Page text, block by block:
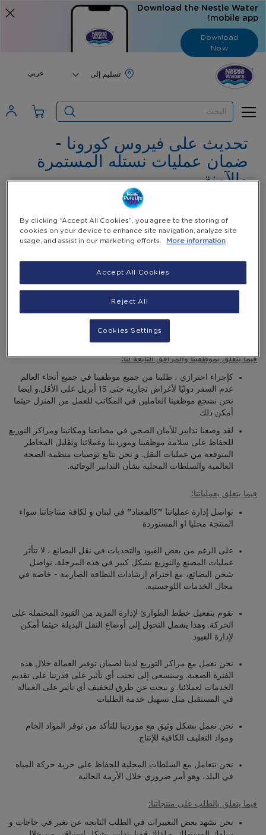
Download the Nestle Water
mobile app!
Download
Now
Language
عربي
تحديث على فيروس كورونا -
ضمان عمليات نستله المستمرة
والآمنة
نود أن نخبرك بالتدابير التي نتخذها بشأن تفشي فيروس كورونا
ونؤكد لك قدرتنا على مواصلة الإمداد خلال هذه الفترة الصعبة
ى الصحة العامة. نحن نتخذ جميع التدابير اللازمة لحماية موظفينا والمجتمعا
ت التي نعمل فيها وضمان استمرارية أعمالنا.
نحن ملتزمون بضمان استمرار إنتاج وتسليم المياه للعملاء حول العالم. لتح
قيق ذلك ، نحن نعمل بشكل وثيق مع جميع اقسام التوريد والتوزيع وشركا
ت التجزئة لدينا. كما و نقوم بتقييم الوضع على بشكل يومي لأن الوضع في
فيما يتعلق بموظفينا والمرافق التابعة لنا:
كإجراء احترازي ، طلبنا من جميع موظفينا في جميع أنحاء العالم
عدم السفر دوليًا لأغراض تجارية حتى 15 أبريل على الأقل.و ايضا
نحن نشجع موظفينا العاملين في المكاتب للعمل من المنزل حيثما
أمكن ذلك
لقد وضعنا تدابير للأمان الصحي في مصانعنا ومكاتبنا ومراكز التوزيع
للحفاظ على سلامة موظفينا وموردينا وعملائنا وتقليل المخاطر
المتوقعة من عمليات النقل. و نحن نتابع توصيات منظمة الصحة
العالمية والسلطات المحلية بشأن التدابير الوقائية.
فيما يتعلق بعملياتنا:
نواصل إدارة عملياتنا " كالمعتاد" في لبنان و لكافة منتاجاتنا سواء
المنتجة محليا او المستوردة
على الرغم من بعض القيود والتحديات في نقل البضائع ، لا تتأثر
عمليات المصنع والتوزيع بشكل كبير في هذه المرحلة. نواصل
شحن البضائع، مع احترام إرشادات النظافة الصارمة - خاصة في
مجال الخدمات اللوجستية.
نقوم بتفعيل خطط الطوارئ لإدارة المزيد من القيود المحتملة على
الحركة. وهذا يشمل
التحول إلى أوضاع النقل البديلة حيثما أمكن
لإدارة القيود.
نحن نعمل مع مراكز التوزيع لدينا لضمان توفير العمالة خلال هذه
الفترة الصعبة. وسنسعى إلى تجنب أي تأثير على قدرتنا على تقديم
الخدمات لعملائنا. و نبحث عن طرق لتخفيف أي تأثير على العمالة
في المستقبل مثل تسهيل خدمة الطلبات
نحن نعمل بشكل وثيق مع موردينا للتأكد من توفر المواد الخام
ومواد التغليف الكافية للإنتاج.
نحن نتعامل مع السلطات المحلية للحفاظ على حرية حركة المياه
في البلد، وهو أمر ضروري خلال الأزمة الحالية
فيما يتعلق بالطلب على منتجاتنا:
نحن نشهد بعض التغييرات في الطلب الناتجة عن تغير في حاجات و
By clicking “Accept All Cookies”, you agree to the storing of
cookies on your device to enhance site navigation, analyze site
usage, and assist in our marketing efforts.
More information
Reject All
Accept All Cookies
Cookies Settings